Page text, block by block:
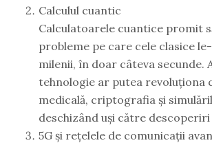
Calculul cuantic
Calculatoarele cuantice promit
probleme pe care cele clasice
milenii, în doar câteva secunde.
tehnologie ar putea revoluționa
medicală, criptografia și
deschizând uși către descoperiri
5G și rețelele de comunicații